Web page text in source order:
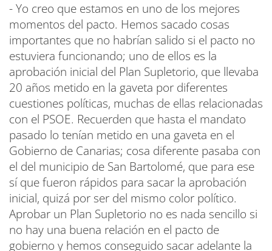
- Yo creo que estamos en uno de los mejores
momentos del pacto. Hemos sacado cosas
importantes que no habrían salido si el pacto no
estuviera funcionando; uno de ellos es la
aprobación inicial del Plan Supletorio, que llevaba
20 años metido en la gaveta por diferentes
cuestiones políticas, muchas de ellas relacionadas
con el PSOE. Recuerden que hasta el mandato
pasado lo tenían metido en una gaveta en el
Gobierno de Canarias; cosa diferente pasaba con
el del municipio de San Bartolomé, que para ese
sí que fueron rápidos para sacar la aprobación
inicial, quizá por ser del mismo color político.
Aprobar un Plan Supletorio no es nada sencillo si
no hay una buena relación en el pacto de
gobierno y hemos conseguido sacar adelante la